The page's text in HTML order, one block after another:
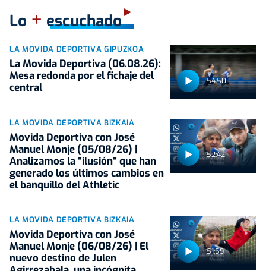
Lo + escuchado
54:50
LA MOVIDA DEPORTIVA GIPUZKOA
La Movida Deportiva (06.08.26):
Mesa redonda por el fichaje del
central
52:42
LA MOVIDA DEPORTIVA BIZKAIA
Movida Deportiva con José
Manuel Monje (05/08/26) |
Analizamos la "ilusión" que han
generado los últimos cambios en
el banquillo del Athletic
51:59
LA MOVIDA DEPORTIVA BIZKAIA
Movida Deportiva con José
Manuel Monje (06/08/26) | El
nuevo destino de Julen